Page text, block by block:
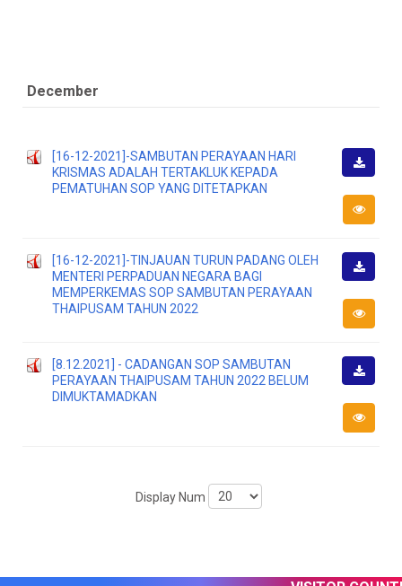
December
[16-12-2021]-SAMBUTAN PERAYAAN HARI
KRISMAS ADALAH TERTAKLUK KEPADA
PEMATUHAN SOP YANG DITETAPKAN
[16-12-2021]-TINJAUAN TURUN PADANG OLEH
MENTERI PERPADUAN NEGARA BAGI
MEMPERKEMAS SOP SAMBUTAN PERAYAAN
THAIPUSAM TAHUN 2022
[8.12.2021] - CADANGAN SOP SAMBUTAN
PERAYAAN THAIPUSAM TAHUN 2022 BELUM
DIMUKTAMADKAN
Display Num